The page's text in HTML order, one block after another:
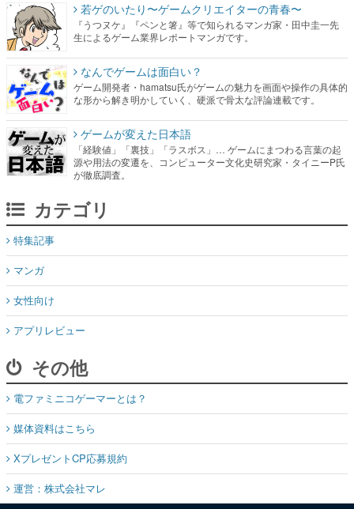
若ゲのいたり〜ゲームクリエイターの青春〜
『うつヌケ』『ペンと箸』等で知られるマンガ家・田中圭一先
生によるゲーム業界レポートマンガです。
なんでゲームは面白い？
ゲーム開発者・hamatsu氏がゲームの魅力を画面や操作の具体的
な形から解き明かしていく、硬派で骨太な評論連載です。
ゲームが変えた日本語
「経験値」「裏技」「ラスボス」… ゲームにまつわる言葉の起
源や用法の変遷を、コンピューター文化史研究家・タイニーP氏
が徹底調査。
カテゴリ
特集記事
マンガ
女性向け
アプリレビュー
その他
電ファミニコゲーマーとは？
媒体資料はこちら
XプレゼントCP応募規約
運営：株式会社マレ